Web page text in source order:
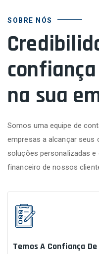
SOBRE NÓS
na sua
Somos uma equipe de
empresas a alcançar seus
soluções personalizadas
financeiro de nossos
Temos A Confiança